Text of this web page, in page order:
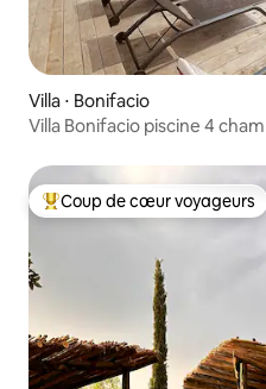
Villa ⋅ Bonifacio
Coups de cœur voyageurs
Coup de cœur voyageurs